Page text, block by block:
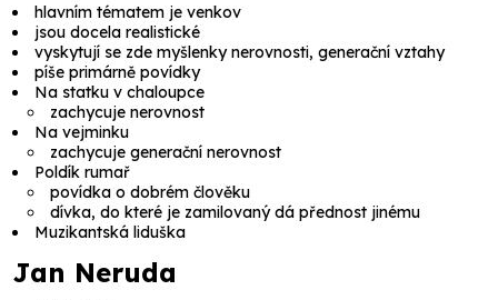
hlavním tématem je venkov
jsou docela realistické
vyskytují se zde myšlenky nerovnosti, generační vztahy
píše primárně povídky
Na statku v chaloupce
zachycuje nerovnost
Na vejminku
zachycuje generační nerovnost
Poldík rumař
povídka o dobrém člověku
dívka, do které je zamilovaný dá přednost jinému
Muzikantská liduška
Jan Neruda